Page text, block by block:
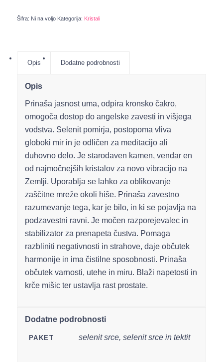
Šifra: Ni na voljo Kategorija: Kristali
Opis Dodatne podrobnosti
Opis
Prinaša jasnost uma, odpira kronsko čakro,
omogoča dostop do angelske zavesti in višjega
vodstva. Selenit pomirja, postopoma vliva
globoki mir in je odličen za meditacijo ali
duhovno delo. Je starodaven kamen, vendar en
od najmočnejših kristalov za novo vibracijo na
Zemlji. Uporablja se lahko za oblikovanje
zaščitne mreže okoli hiše. Prinaša zavestno
razumevanje tega, kar je bilo, in ki se pojavlja na
podzavestni ravni. Je močen razporejevalec in
stabilizator za prenapeta čustva. Pomaga
razbliniti negativnosti in strahove, daje občutek
harmonije in ima čistilne sposobnosti. Prinaša
občutek varnosti, utehe in miru. Blaži napetosti in
krče mišic ter ustavlja rast prostate.
Dodatne podrobnosti
PAKET selenit srce, selenit srce in tektit